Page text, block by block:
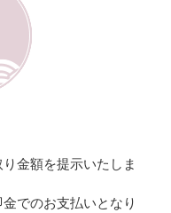
金額を提示いたしま
でのお支払いとなり